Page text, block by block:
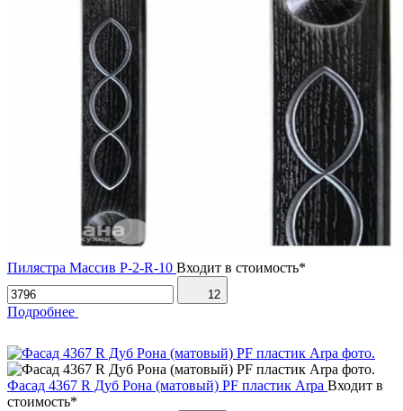
Пилястра Массив P-2-R-10 Входит в стоимость*
12
Подробнее
Фасад 4367 R Дуб Рона (матовый) PF пластик Arpa Входит в
стоимость*